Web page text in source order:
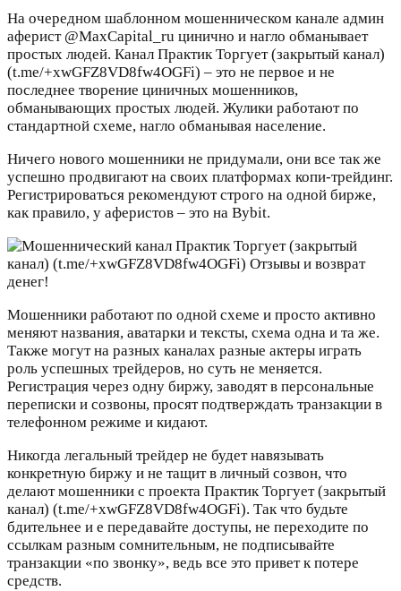
На очередном шаблонном мошенническом канале админ
аферист @MaxCapital_ru цинично и нагло обманывает
простых людей. Канал Практик Торгует (закрытый канал)
(t.me/+xwGFZ8VD8fw4OGFi) – это не первое и не
последнее творение циничных мошенников,
обманывающих простых людей. Жулики работают по
стандартной схеме, нагло обманывая население.
Ничего нового мошенники не придумали, они все так же
успешно продвигают на своих платформах копи-трейдинг.
Регистрироваться рекомендуют строго на одной бирже,
как правило, у аферистов – это на Bybit.
Мошенники работают по одной схеме и просто активно
меняют названия, аватарки и тексты, схема одна и та же.
Также могут на разных каналах разные актеры играть
роль успешных трейдеров, но суть не меняется.
Регистрация через одну биржу, заводят в персональные
переписки и созвоны, просят подтверждать транзакции в
телефонном режиме и кидают.
Никогда легальный трейдер не будет навязывать
конкретную биржу и не тащит в личный созвон, что
делают мошенники с проекта Практик Торгует (закрытый
канал) (t.me/+xwGFZ8VD8fw4OGFi). Так что будьте
бдительнее и е передавайте доступы, не переходите по
ссылкам разным сомнительным, не подписывайте
транзакции «по звонку», ведь все это привет к потере
средств.